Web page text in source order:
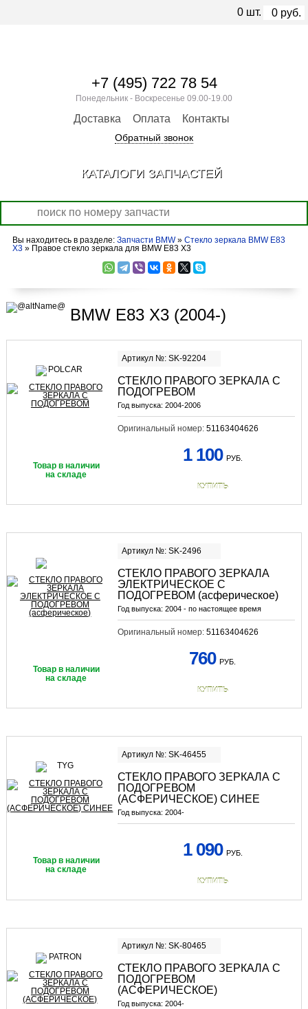
Вы находитесь в разделе: Запчасти BMW» Стекло зеркала BMW E83
X3» Правое стекло зеркала для BMW E83 X3
BMW E83 X3 (2004-)
Артикул №: SK-92204
СТЕКЛО ПРАВОГО ЗЕРКАЛА С
ПОДОГРЕВОМ
Год выпуска: 2004-2006
Оригинальный номер: 51163404626
Товар в наличии
на складе
1 100 РУБ.
КУПИТЬ
Артикул №: SK-2496
СТЕКЛО ПРАВОГО ЗЕРКАЛА
ЭЛЕКТРИЧЕСКОЕ С
ПОДОГРЕВОМ (асферическое)
Год выпуска: 2004 - по настоящее время
Оригинальный номер: 51163404626
Товар в наличии
на складе
760 РУБ.
КУПИТЬ
Артикул №: SK-46455
СТЕКЛО ПРАВОГО ЗЕРКАЛА С
ПОДОГРЕВОМ
(АСФЕРИЧЕСКОЕ) СИНЕЕ
Год выпуска: 2004-
Товар в наличии
на складе
1 090 РУБ.
КУПИТЬ
Артикул №: SK-80465
СТЕКЛО ПРАВОГО ЗЕРКАЛА С
ПОДОГРЕВОМ
(АСФЕРИЧЕСКОЕ)
Год выпуска: 2004-
+7 (495) 722 78 54
Понедельник - Воскресенье 09.00-19.00
Доставка Оплата Контакты
Обратный звонок
0 шт. 0 руб.
КАТАЛОГИ ЗАПЧАСТЕЙ